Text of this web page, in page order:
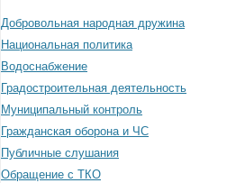
Добровольная народная дружина
Национальная политика
Водоснабжение
Градостроительная деятельность
Муниципальный контроль
Гражданская оборона и ЧС
Публичные слушания
Обращение с ТКО